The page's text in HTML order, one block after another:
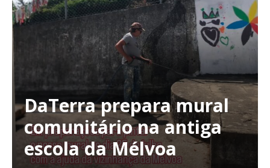
Faça-se assinante do Região de Cister e ajude-nos a manter este serviço
público!
Sendo assinante terá acesso a todos os conteúdos exclusivos e versões
digitais.
Escolha o plano de assinatura desejado:
ASSINATURA
IMPRESSA
DaTerra prepara mural
comunitário na antiga
escola da Mélvoa